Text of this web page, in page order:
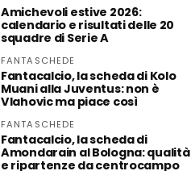
Amichevoli estive 2026:
calendario e risultati delle 20
squadre di Serie A
FANTASCHEDE
Fantacalcio, la scheda di Kolo
Muani alla Juventus: non è
Vlahovic ma piace così
FANTASCHEDE
Fantacalcio, la scheda di
Amondarain al Bologna: qualità
e ripartenze da centrocampo